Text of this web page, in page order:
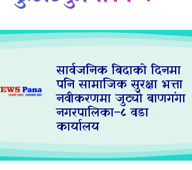
सार्वजनिक बिदाको दिनमा
पनि सामाजिक सुरक्षा भत्ता
नवीकरणमा जुट्यो बाणगंगा
नगरपालिका–८ वडा
कार्यालय